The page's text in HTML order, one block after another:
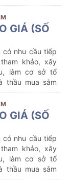
sắmVật tư y
Phụ Sản năm
GIÁ (SỐ
có nhu cầu tiếp
khảo, xây
làm cơ sở tổ
thầu mua sắm
Mua sắm hóa
Phụ Sản năm
GIÁ (SỐ
có nhu cầu tiếp
khảo, xây
làm cơ sở tổ
thầu mua sắm
sắmVật tư y